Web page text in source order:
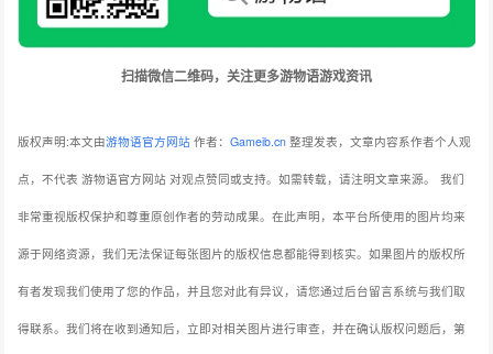
扫描微信二维码，关注更多游物语游戏资讯
版权声明:本文由游物语官方网站 作者：Gameib.cn 整理发表，文章内容系作者个人观
点，不代表 游物语官方网站 对观点赞同或支持。如需转载，请注明文章来源。 我们
非常重视版权保护和尊重原创作者的劳动成果。在此声明，本平台所使用的图片均来
源于网络资源，我们无法保证每张图片的版权信息都能得到核实。如果图片的版权所
有者发现我们使用了您的作品，并且您对此有异议，请您通过后台留言系统与我们取
得联系。我们将在收到通知后，立即对相关图片进行审查，并在确认版权问题后，第